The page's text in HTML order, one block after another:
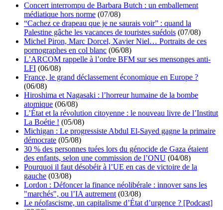
Concert interrompu de Barbara Butch : un emballement
médiatique hors norme (07/08)
“Cachez ce drapeau que je ne saurais voir” : quand la
Palestine gâche les vacances de touristes suédois (07/08)
Michel Piron, Marc Dorcel, Xavier Niel… Portraits de ces
pornographes en col blanc (06/08)
L’ARCOM rappelle à l’ordre BFM sur ses mensonges anti-
LFI (06/08)
France, le grand déclassement économique en Europe ?
(06/08)
Hiroshima et Nagasaki : l’horreur humaine de la bombe
atomique (06/08)
L’État et la révolution citoyenne : le nouveau livre de l’Institut
La Boétie ! (05/08)
Michigan : Le progressiste Abdul El-Sayed gagne la primaire
démocrate (05/08)
30 % des personnes tuées lors du génocide de Gaza étaient
des enfants, selon une commission de l’ONU (04/08)
Pourquoi il faut désobéir à l’UE en cas de victoire de la
gauche (03/08)
Lordon : Défoncer la finance néolibérale : innover sans les
"marchés", ou l’IA autrement (03/08)
Le néofascisme, un capitalisme d’État d’urgence ? [Podcast]